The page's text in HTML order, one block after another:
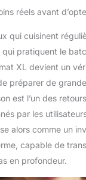
réels avant
qui cuisinent
qui pratiquent le
XL devient un
préparer de
est l’un des
par les
alors comme un
capable de
en profondeur.